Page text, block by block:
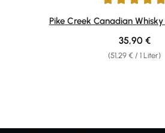
Durchschnittliche Bewertung von
Pike Creek Canadian
(51,29 € / 1 Liter)
Regulärer
35,90 €